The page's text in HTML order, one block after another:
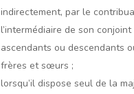
indirectement, par le
l’intermédiaire de son
ascendants ou descendants
frères et sœurs ;
lorsqu’il dispose seul de la